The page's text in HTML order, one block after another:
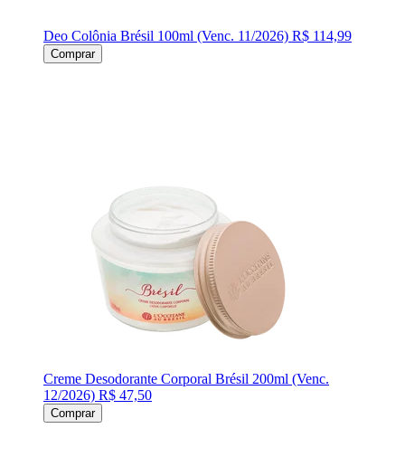
Deo Colônia Brésil 100ml (Venc. 11/2026) R$ 114,99
Comprar
Creme Desodorante Corporal Brésil 200ml (Venc.
12/2026) R$ 47,50
Comprar